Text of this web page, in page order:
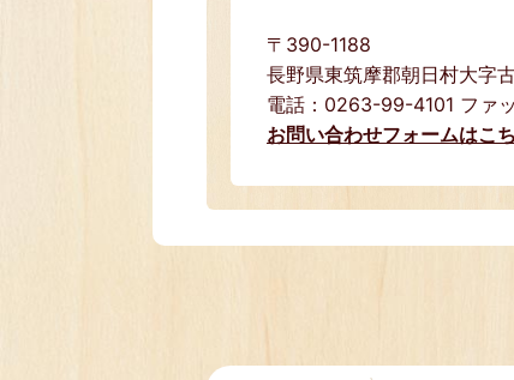
〒390-1188
長野県東筑摩郡朝日村大字
電話：0263-99-4101 ファ
お問い合わせフォームはこ